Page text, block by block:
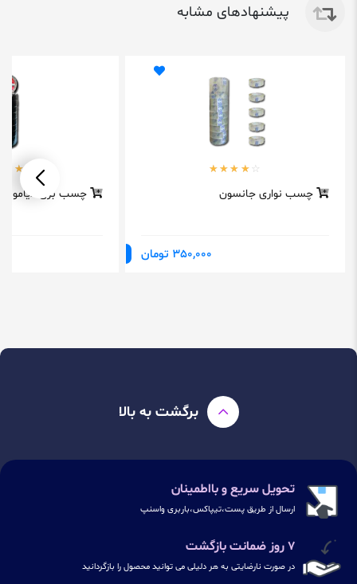
پیشنهادهای مشابه
چسب نواری جانسون
350,000 تومان
چسب برق دیاموند
برگشت به بالا
تحویل سریع و بااطمینان
ارسال از طریق پست،تیپاکس،باربری واسنپ
۷ روز ضمانت بازگشت
در صورت نارضایتی به هر دلیلی می توانید محصول را بازگردانید